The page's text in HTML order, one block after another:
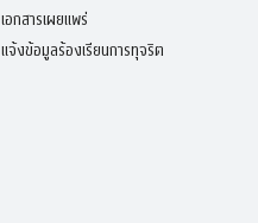
เอกสารเผยแพร่
แจ้งข้อมูลร้องเรียนการทุจริต